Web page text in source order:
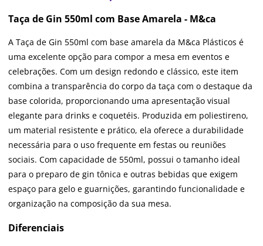
Taça de Gin 550ml com Base Amarela - M&ca
A Taça de Gin 550ml com base amarela da M&ca Plásticos é
uma excelente opção para compor a mesa em eventos e
celebrações. Com um design redondo e clássico, este item
combina a transparência do corpo da taça com o destaque da
base colorida, proporcionando uma apresentação visual
elegante para drinks e coquetéis. Produzida em poliestireno,
um material resistente e prático, ela oferece a durabilidade
necessária para o uso frequente em festas ou reuniões
sociais. Com capacidade de 550ml, possui o tamanho ideal
para o preparo de gin tônica e outras bebidas que exigem
espaço para gelo e guarnições, garantindo funcionalidade e
organização na composição da sua mesa.
Diferenciais